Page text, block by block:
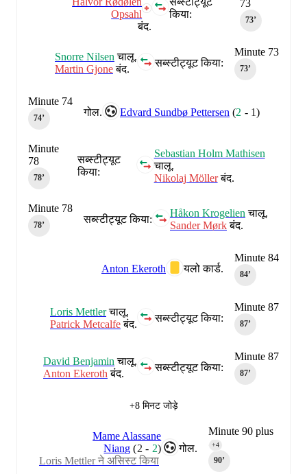
73
73‎’‎
किया:
Opsahl
बंद.
Minute 73
73‎’‎
सब्स्टीट्यूट किया:
Snorre Nilsen चालू.
Martin Gjoneबंद.
गोल. Edvard Sundbø Pettersen (2 - 1)
Minute 74
74‎’‎
सब्स्टीट्यूट
किया:
Sebastian Holm Mathisen
चालू.
Nikolaj Möllerबंद.
Minute
78
78‎’‎
सब्स्टीट्यूट किया:
Håkon Krogelien चालू.
Sander Mørkबंद.
Minute 78
78‎’‎
Minute 84
84‎’‎
यलो कार्ड.
Anton Ekeroth
Minute 87
87‎’‎
सब्स्टीट्यूट किया:
Loris Mettlerचालू.
Patrick Metcalfeबंद.
Minute 87
87‎’‎
सब्स्टीट्यूट किया:
David Benjamin चालू.
Anton Ekeroth बंद.
+8 मिनट जोड़े
Minute 90 plus
4
90‎’‎
+4
गोल.
Mame Alassane
Niang (2 - 2)
Loris Mettler ने असिस्ट किया